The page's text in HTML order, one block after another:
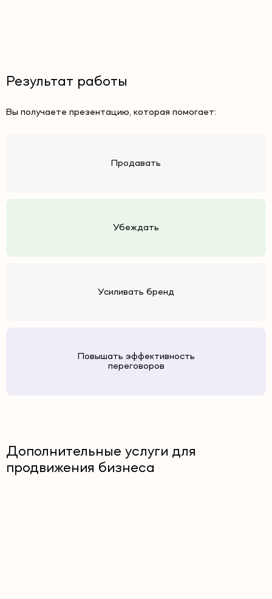
Результат работы
Вы получаете презентацию, которая помогает:
Продавать
Убеждать
Усиливать бренд
Повышать эффективность
переговоров
Дополнительные услуги для
продвижения бизнеса